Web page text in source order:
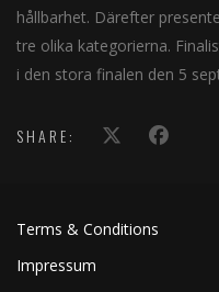
hållbarhet. Därefter
tre olika kategorierna.
i den stora finalen den 5
SHARE:
Terms & Conditions
Impressum